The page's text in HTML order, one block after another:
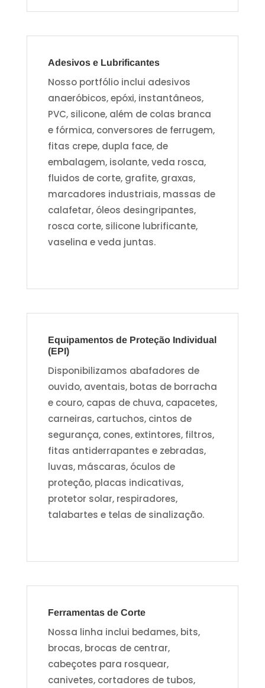
Adesivos e Lubrificantes
Nosso portfólio inclui adesivos
anaeróbicos, epóxi, instantâneos,
PVC, silicone, além de colas branca
e fórmica, conversores de ferrugem,
fitas crepe, dupla face, de
embalagem, isolante, veda rosca,
fluidos de corte, grafite, graxas,
marcadores industriais, massas de
calafetar, óleos desingripantes,
rosca corte, silicone lubrificante,
vaselina e veda juntas.
Equipamentos de Proteção Individual
(EPI)
Disponibilizamos abafadores de
ouvido, aventais, botas de borracha
e couro, capas de chuva, capacetes,
carneiras, cartuchos, cintos de
segurança, cones, extintores, filtros,
fitas antiderrapantes e zebradas,
luvas, máscaras, óculos de
proteção, placas indicativas,
protetor solar, respiradores,
talabartes e telas de sinalização.
Ferramentas de Corte
Nossa linha inclui bedames, bits,
brocas, brocas de centrar,
cabeçotes para rosquear,
canivetes, cortadores de tubos,